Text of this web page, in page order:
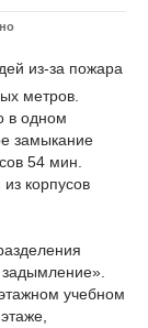
метров.
в одном
замыкание
54 мин.
корпусов
учебном